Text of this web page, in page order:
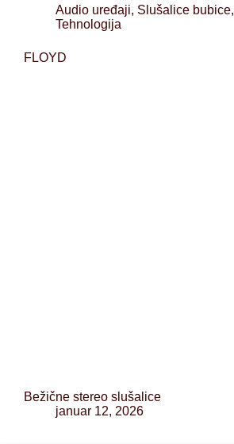
Audio uređaji, Slušalice bubice,
Tehnologija
FLOYD
Bežične stereo slušalice
januar 12, 2026